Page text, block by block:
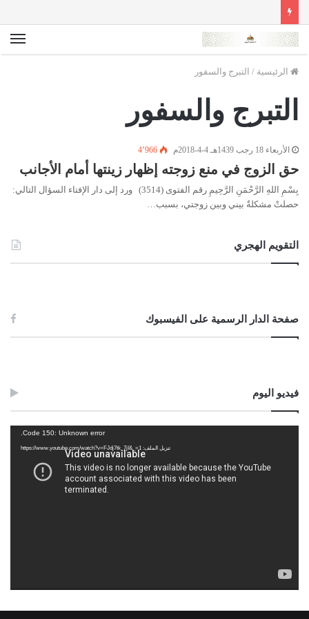
الرئيسية / التبرج والسفور
التبرج والسفور
الأربعاء 18 رجب 1439هـ 4-4-2018م 4٬966
حق الزوج في منع زوجته إظهار زينتها أمام الأجانب
بِسْمِ اللهِ الرَّحْمَنِ الرَّحِيمِ رقم الفتوى (3514) ورد إلى دار الإفتاء السؤال التالي:
حصلتْ مشكلةٌ بيني وبين زوجتي، بسبب…
التقويم الهجري
صفحة الدار الرسمية على الفيسبوك
فيديو اليوم
Code 150: Unknown error.
تنزيل الملف: https://www.youtube.com/watch?v=FJdj7tk_7jI&_=1